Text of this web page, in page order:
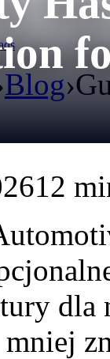
Blog›
12
dla